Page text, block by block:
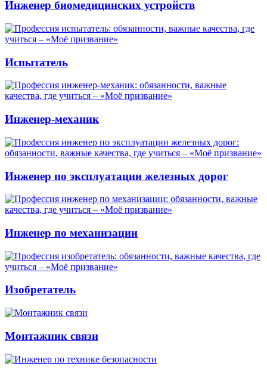
Инженер биомедицинских устройств
Испытатель
Инженер-механик
Инженер по эксплуатации железных дорог
Инженер по механизации
Изобретатель
Монтажник связи